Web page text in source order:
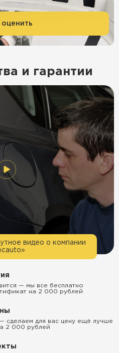
оценить
и гарантии
видео о компании
— мы все бесплатно
на 2 000 рублей
сделаем для вас цену ещё лучше
2 000 рублей